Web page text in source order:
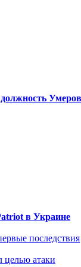
в Украине
последствия
целью атаки